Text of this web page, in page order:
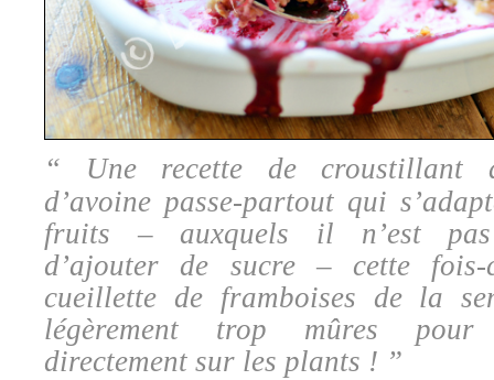
“ Une recette de croustillant
d’avoine passe-partout qui
fruits – auxquels il n’est pas
d’ajouter de sucre – cette
cueillette de framboises de la
légèrement trop mûres pour
directement sur les plants ! ”